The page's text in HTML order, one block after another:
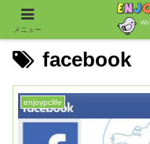
facebook
enjoypclife
メニュー